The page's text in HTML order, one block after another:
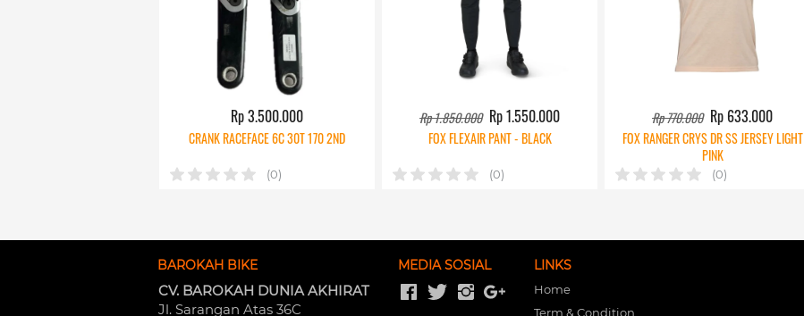
Rp 3.500.000
CRANK RACEFACE 6C 30T 170 2ND
(0)
Rp 1.850.000 Rp 1.550.000
FOX FLEXAIR PANT - BLACK
(0)
Rp 770.000 Rp 633.000
FOX RANGER CRYS DR SS JERSEY LIGHT
PINK
(0)
BAROKAH BIKE
CV. BAROKAH DUNIA AKHIRAT
Jl. Sarangan Atas 36C
MEDIA SOSIAL LINKS
Home
Term & Condition